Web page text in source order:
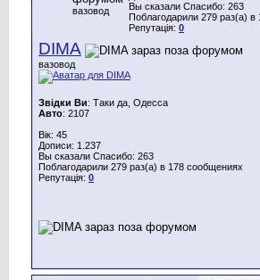
вазовод
Вы сказали Спасибо: 263
Поблагодарили 279 раз(а) в
Репутація: 0
DIMA
вазовод
Звідки Ви: Таки да, Одесса
Авто: 2107
Вік: 45
Дописи: 1.237
Вы сказали Спасибо: 263
Поблагодарили 279 раз(а) в 178 сообщениях
Репутація: 0